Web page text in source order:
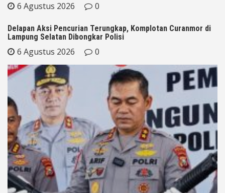
6 Agustus 2026 0
Delapan Aksi Pencurian Terungkap, Komplotan Curanmor di
Lampung Selatan Dibongkar Polisi
6 Agustus 2026 0